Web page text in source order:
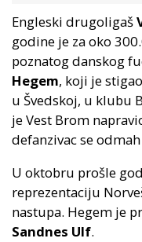
Engleski drugoligaš
godine je za oko
poznatog danskog
Hegem, koji je
u Švedskoj, u klubu
je Vest Brom
defanzivac se
U oktobru prošle
reprezentaciju
nastupa. Hegem je
Sandnes Ulf.